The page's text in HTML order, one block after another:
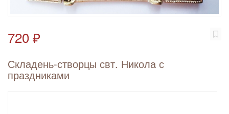
720 ₽
Складень-створцы свт. Никола с
праздниками